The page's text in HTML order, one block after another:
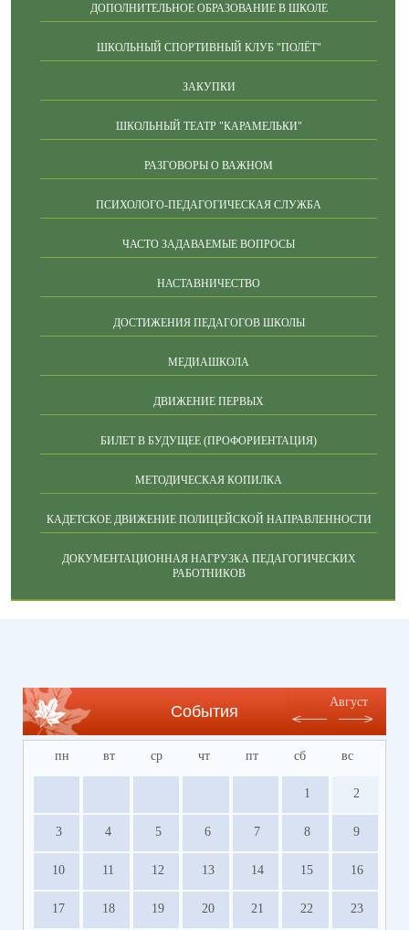
ДОПОЛНИТЕЛЬНОЕ ОБРАЗОВАНИЕ В ШКОЛЕ
ШКОЛЬНЫЙ СПОРТИВНЫЙ КЛУБ "ПОЛЁТ"
ЗАКУПКИ
ШКОЛЬНЫЙ ТЕАТР "КАРАМЕЛЬКИ"
РАЗГОВОРЫ О ВАЖНОМ
ПСИХОЛОГО-ПЕДАГОГИЧЕСКАЯ СЛУЖБА
ЧАСТО ЗАДАВАЕМЫЕ ВОПРОСЫ
НАСТАВНИЧЕСТВО
ДОСТИЖЕНИЯ ПЕДАГОГОВ ШКОЛЫ
МЕДИАШКОЛА
ДВИЖЕНИЕ ПЕРВЫХ
БИЛЕТ В БУДУЩЕЕ (ПРОФОРИЕНТАЦИЯ)
МЕТОДИЧЕСКАЯ КОПИЛКА
КАДЕТСКОЕ ДВИЖЕНИЕ ПОЛИЦЕЙСКОЙ НАПРАВЛЕННОСТИ
ДОКУМЕНТАЦИОННАЯ НАГРУЗКА ПЕДАГОГИЧЕСКИХ
РАБОТНИКОВ
События
Август
пн вт ср чт пт сб вс
1 2
3 4 5 6 7 8 9
10 11 12 13 14 15 16
17 18 19 20 21 22 23